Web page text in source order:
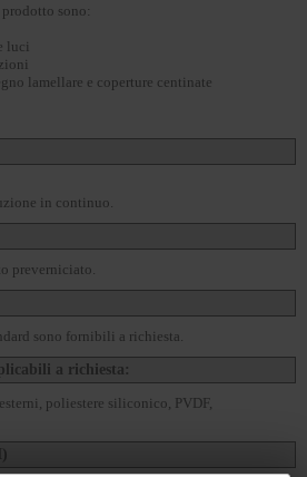
sono:
luci
lamellare e coperture centinate
in continuo.
preverniciato.
sono fornibili a richiesta.
a richiesta:
poliestere siliconico, PVDF,